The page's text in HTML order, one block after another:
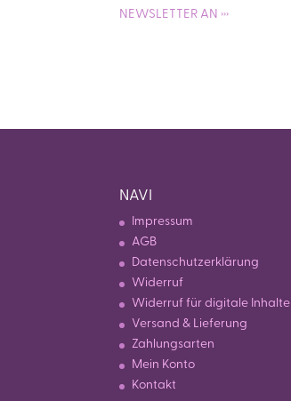
NEWSLETTER AN ›››
NAVI
Impressum
AGB
Datenschutzerklärung
Widerruf
Widerruf für digitale Inhalte
Versand & Lieferung
Zahlungsarten
Mein Konto
Kontakt